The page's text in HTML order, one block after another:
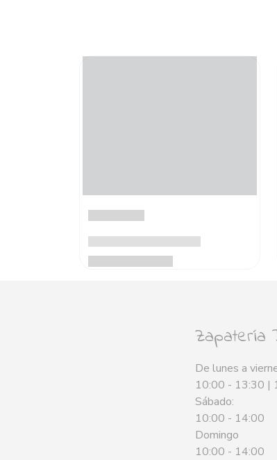
Zapatería
De lunes a
10:00 - 13:30 |
Sábado:
10:00 - 14:00
Domingo
10:00 - 14:00